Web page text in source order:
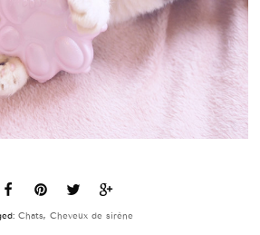
Chats, Cheveux de sirène